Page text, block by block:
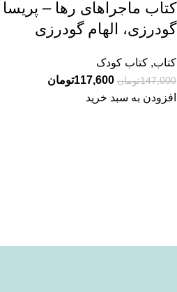
کتاب ماجراهای رها – پریسا
گودرزی، الهام گودرزی
کتاب,کتاب کودک
147,000تومان 117,600تومان
افزودن به سبد خرید